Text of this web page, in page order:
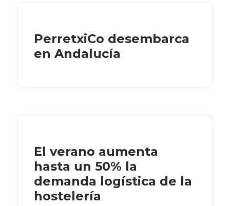
PerretxiCo desembarca
en Andalucía
El verano aumenta
hasta un 50% la
demanda logística de la
hostelería